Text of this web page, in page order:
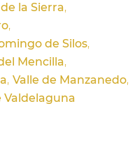
la Sierra
de Silos
Mencilla
Valle de Manzanedo
Valdelaguna